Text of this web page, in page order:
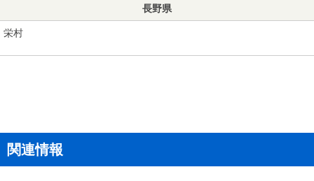
長野県
栄村
関連情報